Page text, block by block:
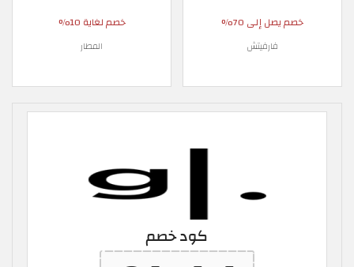
خصم يصل إلى 70%
فارفيتش
خصم لغاية 10%
المطار